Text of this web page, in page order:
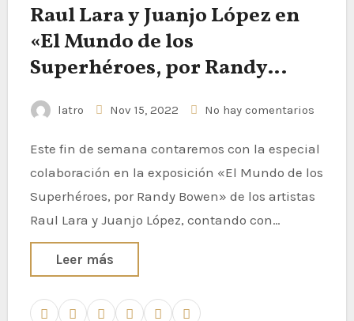
Raul Lara y Juanjo López en
«El Mundo de los
Superhéroes, por Randy
Bowen»
latro Nov 15, 2022 No hay comentarios
Este fin de semana contaremos con la especial
colaboración en la exposición «El Mundo de los
Superhéroes, por Randy Bowen» de los artistas
Raul Lara y Juanjo López, contando con…
Leer más